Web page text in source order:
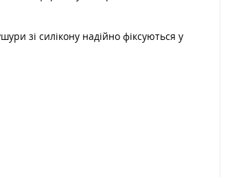
зі силікону надійно фіксуються у